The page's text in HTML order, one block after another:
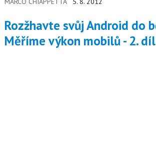
Rozžhavte svůj Android do běla aneb
Měříme výkon mobilů - 2. díl